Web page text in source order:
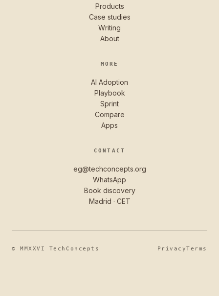
Products
Case studies
Writing
About
MORE
AI Adoption
Playbook
Sprint
Compare
Apps
CONTACT
eg@techconcepts.org
WhatsApp
Book discovery
Madrid · CET
© MMXXVI TechConcepts PrivacyTerms